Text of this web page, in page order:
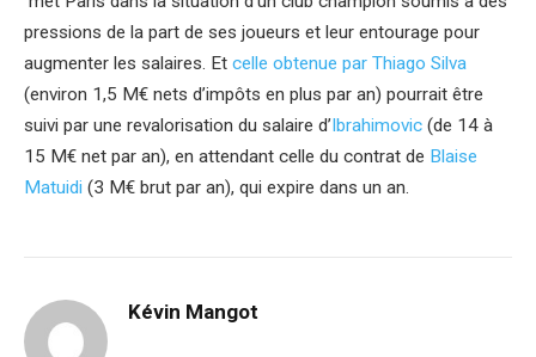
pressions de la part de ses joueurs et leur entourage pour
augmenter les salaires. Et celle obtenue par Thiago Silva
(environ 1,5 M€ nets d’impôts en plus par an) pourrait être
suivi par une revalorisation du salaire d’Ibrahimovic (de 14 à
15 M€ net par an), en attendant celle du contrat de Blaise
Matuidi (3 M€ brut par an), qui expire dans un an.
Kévin Mangot